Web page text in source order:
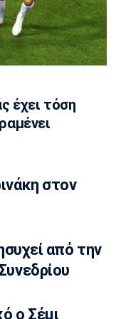
στο γήπεδο
η
σφυροβολίας
με 2-0 επί
έχει τόση
στον
από την
ο Σέμι